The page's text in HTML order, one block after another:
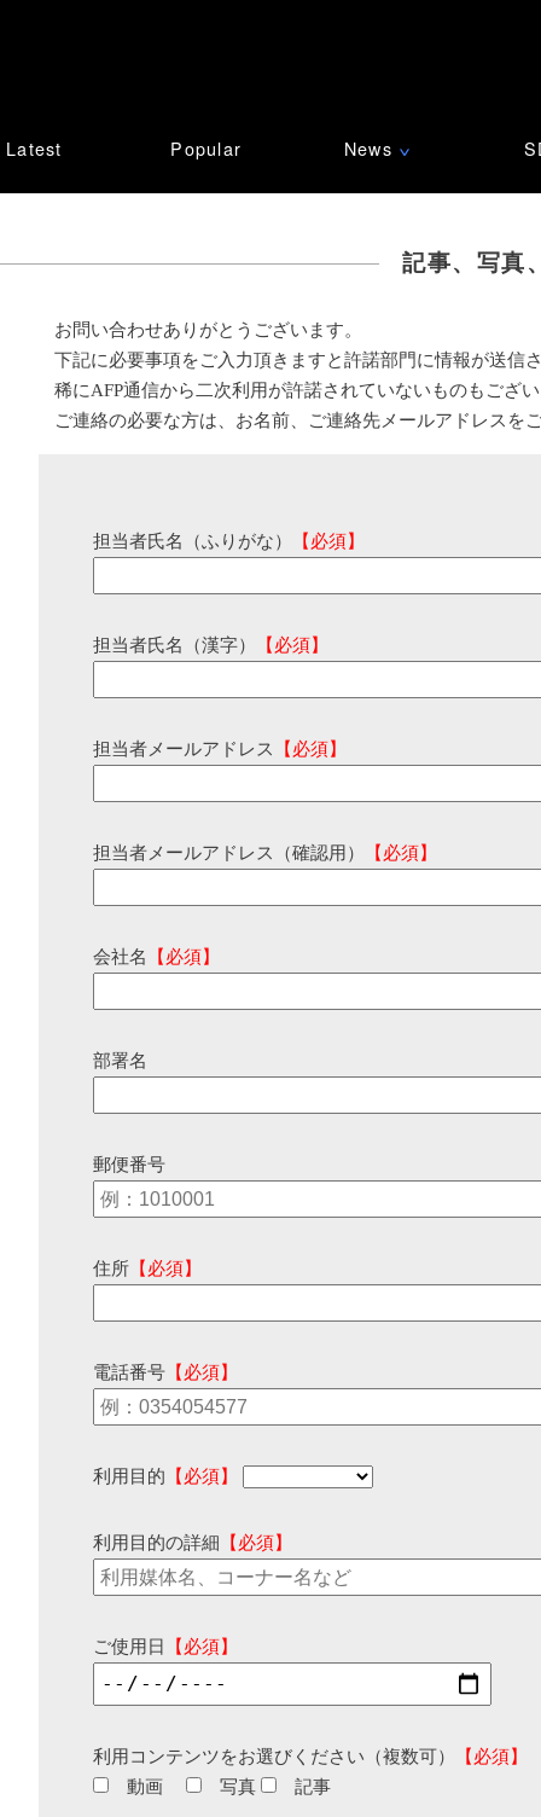
Latest Popular News ∨
記事、写真
お問い合わせありがとうございます。
下記に必要事項をご入力頂きますと許諾部門に情報が送信
稀にAFP通信から二次利用が許諾されていないものもござ
ご連絡の必要な方は、お名前、ご連絡先メールアドレスを
担当者氏名（ふりがな） 【必須】
担当者氏名（漢字） 【必須】
担当者メールアドレス 【必須】
担当者メールアドレス（確認用） 【必須】
会社名 【必須】
部署名
郵便番号
住所 【必須】
電話番号 【必須】
利用目的 【必須】
利用目的の詳細 【必須】
ご使用日 【必須】
利用コンテンツをお選びください（複数可）
【必須】
動画
写真 記事